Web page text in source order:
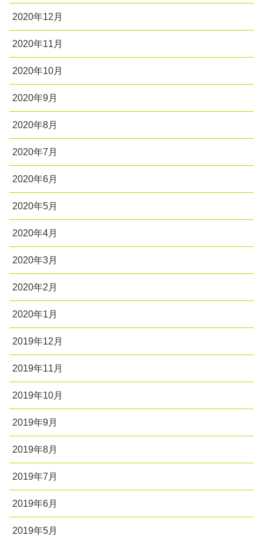
2020年12月
2020年11月
2020年10月
2020年9月
2020年8月
2020年7月
2020年6月
2020年5月
2020年4月
2020年3月
2020年2月
2020年1月
2019年12月
2019年11月
2019年10月
2019年9月
2019年8月
2019年7月
2019年6月
2019年5月